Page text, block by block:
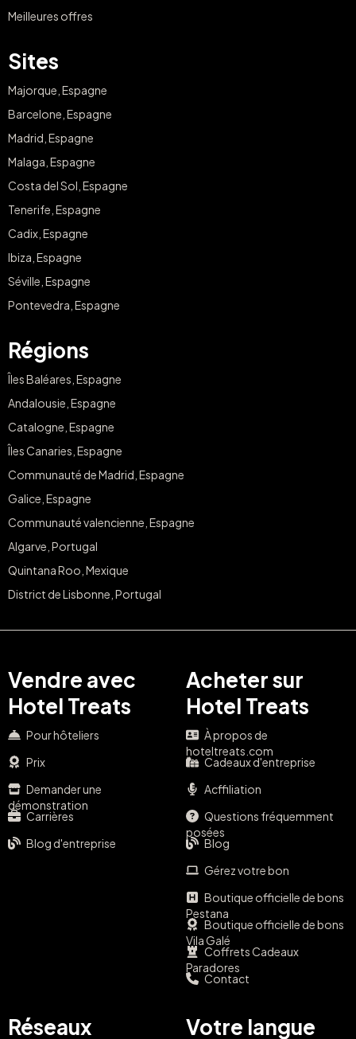
Meilleures offres
Sites
Majorque, Espagne
Barcelone, Espagne
Madrid, Espagne
Malaga, Espagne
Costa del Sol, Espagne
Tenerife, Espagne
Cadix, Espagne
Ibiza, Espagne
Séville, Espagne
Pontevedra, Espagne
Régions
Îles Baléares, Espagne
Andalousie, Espagne
Catalogne, Espagne
Îles Canaries, Espagne
Communauté de Madrid, Espagne
Galice, Espagne
Communauté valencienne, Espagne
Algarve, Portugal
Quintana Roo, Mexique
District de Lisbonne, Portugal
Vendre avec
Hotel Treats
Pour hôteliers
Prix
Demander une
démonstration
Carrières
Blog d'entreprise
Acheter sur
Hotel Treats
À propos de
hoteltreats.com
Cadeaux d'entreprise
Acffiliation
Questions fréquemment
posées
Blog
Gérez votre bon
Boutique officielle de bons
Pestana
Boutique officielle de bons
Vila Galé
Coffrets Cadeaux
Paradores
Contact
Réseaux Votre langue